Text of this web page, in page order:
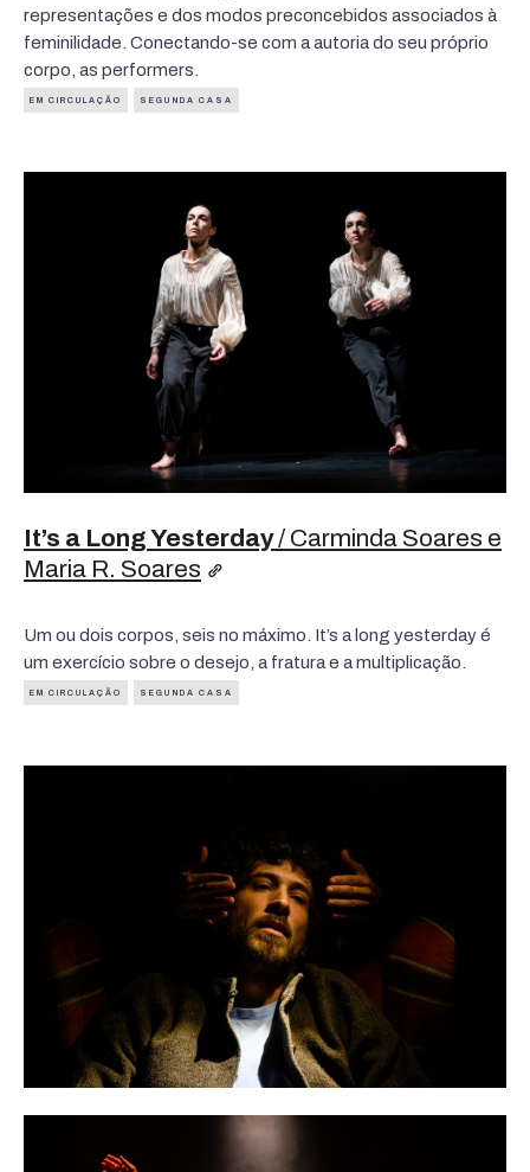
representações e dos modos preconcebidos associados à
feminilidade. Conectando-se com a autoria do seu próprio
corpo, as performers.
EM CIRCULAÇÃO SEGUNDA CASA
It’s a Long Yesterday/ Carminda Soares e
Maria R. Soares
Um ou dois corpos, seis no máximo. It’s a long yesterday é
um exercício sobre o desejo, a fratura e a multiplicação.
EM CIRCULAÇÃO SEGUNDA CASA